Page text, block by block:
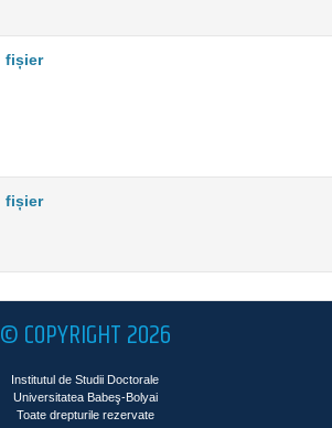
fișier
fișier
© COPYRIGHT 2026
Institutul de Studii Doctorale
Universitatea Babeş-Bolyai
Toate drepturile rezervate